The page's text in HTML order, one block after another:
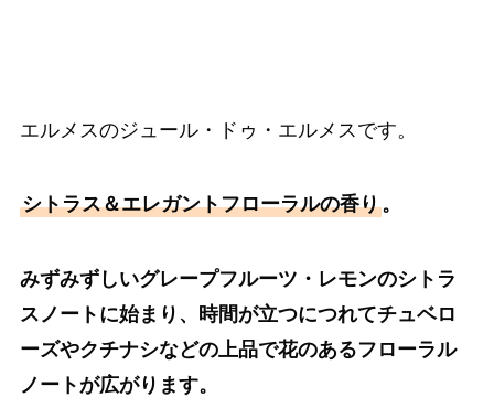
エルメスのジュール・ドゥ・エルメスです。
シトラス＆エレガントフローラルの香り。
みずみずしいグレープフルーツ・レモンのシトラ
スノートに始まり、時間が立つにつれてチュベロ
ーズやクチナシなどの上品で花のあるフローラル
ノートが広がります。